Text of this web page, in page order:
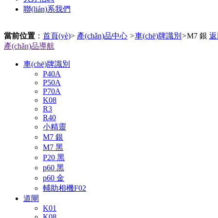
聯(lián)系我們
當前位置 ： 首頁(yè)> 產(chǎn)品中心 >車(chē)牌識別 >M7 銀
產(chǎn)品導航
車(chē)牌識別
P40A
P50A
P70A
K08
R3
R40
小精靈
M7 銀
M7 黑
P20 黑
p60 黑
p60 金
輔助相機F02
道閘
K01